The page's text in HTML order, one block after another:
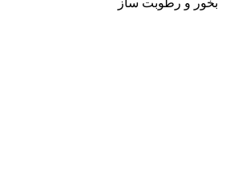
بخور و رطوبت ساز